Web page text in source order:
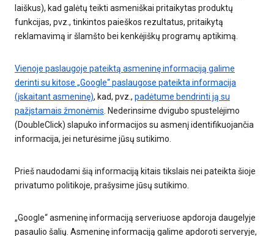
laiškus), kad galėtų teikti asmeniškai pritaikytas produktų
funkcijas, pvz., tinkintos paieškos rezultatus, pritaikytą
reklamavimą ir šlamšto bei kenkėjiškų programų aptikimą.
Vienoje paslaugoje pateiktą asmeninę informaciją galime
derinti su kitose „Google“ paslaugose pateikta informacija
(įskaitant asmeninę), kad, pvz., padėtume bendrinti ją su
pažįstamais žmonėmis. Nederinsime dvigubo spustelėjimo
(DoubleClick) slapuko informacijos su asmenį identifikuojančia
informacija, jei neturėsime jūsų sutikimo.
Prieš naudodami šią informaciją kitais tikslais nei pateikta šioje
privatumo politikoje, prašysime jūsų sutikimo.
„Google“ asmeninę informaciją serveriuose apdoroja daugelyje
pasaulio šalių. Asmeninę informaciją galime apdoroti serveryje,